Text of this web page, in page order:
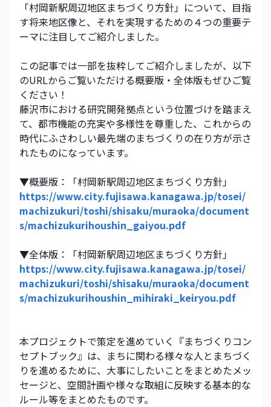
「村岡新駅周辺地区まちづくり方針」について、目指
す将来地区像と、それを実現するための４つの重要テ
ーマに注目してご紹介しました。
この記事では一部を抜粋してご紹介しましたが、以下
のURLからご覧いただける概要版・全体版もぜひご覧
ください！
藤沢市における研究開発拠点という位置づけを踏まえ
て、都市機能の充実や多様性を尊重した、これからの
時代にふさわしい最先端のまちづくりの在り方が示さ
れたものになっています。
▼概要版：「村岡新駅周辺地区まちづくり方針」
https://www.city.fujisawa.kanagawa.jp/tosei/
machizukuri/toshi/shisaku/muraoka/document
s/machizukurihoushin_gaiyou.pdf
▼全体版：「村岡新駅周辺地区まちづくり方針」
https://www.city.fujisawa.kanagawa.jp/tosei/
machizukuri/toshi/shisaku/muraoka/document
s/machizukurihoushin_mihiraki_keiryou.pdf
本プロジェクトで策定を進めていく『まちづくりコン
セプトブック』は、まちに関わる様々な人とまちづく
りを進めるために、大事にしたいことをまとめたメッ
セージと、空間計画や様々な取組に反映する基本的な
ルール等をまとめたものです。